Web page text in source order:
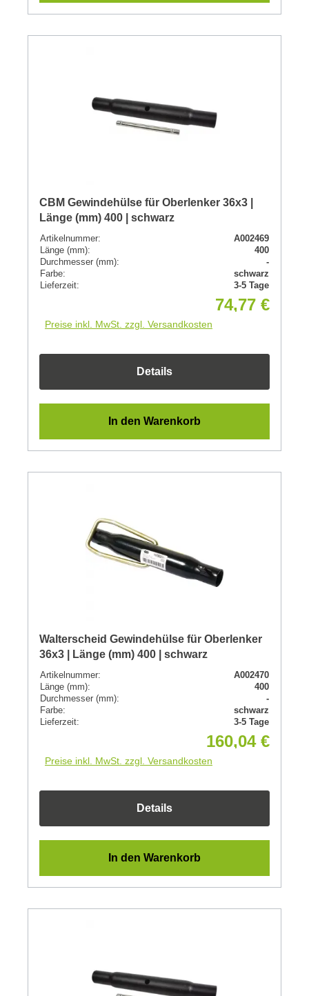
CBM Gewindehülse für Oberlenker 36x3 |
Länge (mm) 400 | schwarz
Artikelnummer:
A002469
Länge (mm):
400
Durchmesser (mm):
-
Farbe:
schwarz
Lieferzeit:
3-5 Tage
74,77 €
Preise inkl. MwSt. zzgl. Versandkosten
Details
In den Warenkorb
Walterscheid Gewindehülse für Oberlenker
36x3 | Länge (mm) 400 | schwarz
Artikelnummer:
A002470
Länge (mm):
400
Durchmesser (mm):
-
Farbe:
schwarz
Lieferzeit:
3-5 Tage
160,04 €
Preise inkl. MwSt. zzgl. Versandkosten
Details
In den Warenkorb